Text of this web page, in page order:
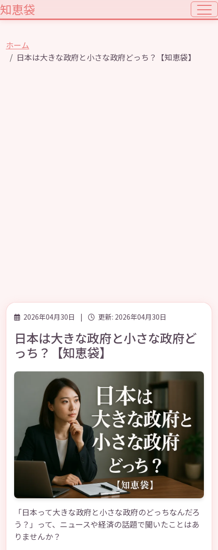
知恵袋
ホーム
日本は大きな政府と小さな政府どっち？【知恵袋】
2026年04月30日 | 更新: 2026年04月30日
日本は大きな政府と小さな政府ど
っち？【知恵袋】
「日本って大きな政府と小さな政府のどっちなんだろ
う？」って、ニュースや経済の話題で聞いたことはあ
りませんか？